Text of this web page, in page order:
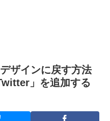
ザインに戻す方法
」を追加する